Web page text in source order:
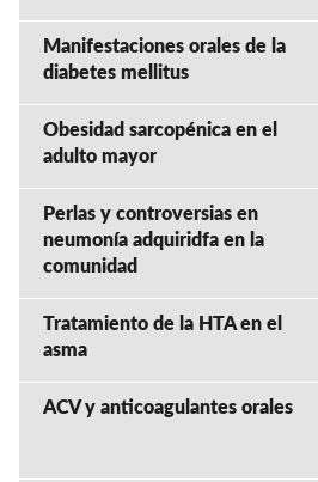
Manifestaciones orales de la
diabetes mellitus
Obesidad sarcopénica en el
adulto mayor
Perlas y controversias en
neumonía adquiridfa en la
comunidad
Tratamiento de la HTA en el
asma
ACV y anticoagulantes orales